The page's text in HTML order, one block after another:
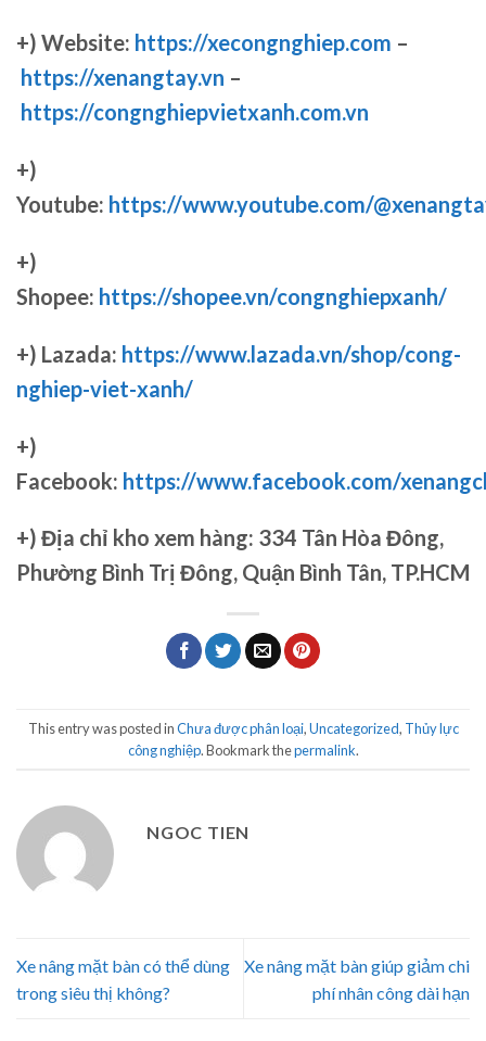
+) Website: https://xecongnghiep.com –
https://xenangtay.vn –
https://congnghiepvietxanh.com.vn
+)
Youtube: https://www.youtube.com/
+)
Shopee: https://shopee.vn/congnghiepxanh/
+) Lazada: https://www.lazada.vn/shop/cong-
nghiep-viet-xanh/
+)
Facebook: https://www.facebook.com/
+) Địa chỉ kho xem hàng: 334 Tân Hòa Đông,
Phường Bình Trị Đông, Quận Bình Tân, TP.HCM
This entry was posted inChưa được phân loại,Uncategorized, Thủy lực
công nghiệp. Bookmark thepermalink.
NGOC TIEN
Xe nâng mặt bàn có thể dùng
trong siêu thị không?
Xe nâng mặt bàn giúp giảm chi
phí nhân công dài hạn